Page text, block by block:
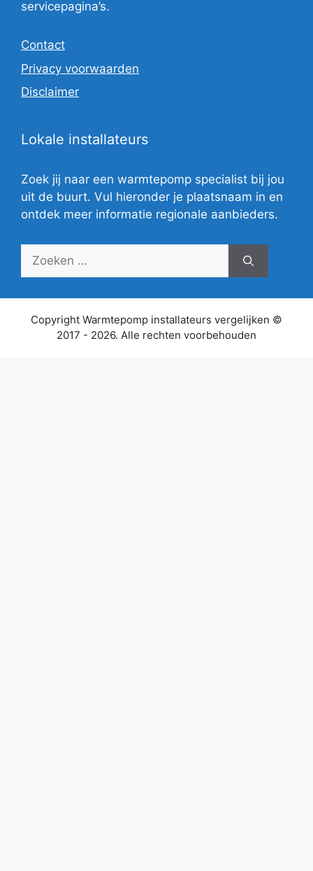
servicepagina’s.
Contact
Privacy voorwaarden
Disclaimer
Lokale installateurs
Zoek jij naar een warmtepomp specialist bij jou
uit de buurt. Vul hieronder je plaatsnaam in en
ontdek meer informatie regionale aanbieders.
Zoek
Copyright Warmtepomp installateurs vergelijken ©
2017 - 2026. Alle rechten voorbehouden